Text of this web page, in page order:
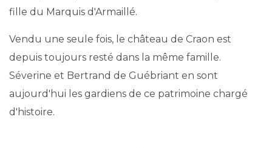
fille du Marquis d'Armaillé.
Vendu une seule fois, le château de Craon est
depuis toujours resté dans la même famille.
Séverine et Bertrand de Guébriant en sont
aujourd'hui les gardiens de ce patrimoine chargé
d'histoire.